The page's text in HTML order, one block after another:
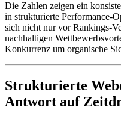
Die Zahlen zeigen ein
in strukturierte Performance-
sich nicht nur vor Rankings-
nachhaltigen
Konkurrenz um organische
Strukturierte
Antwort auf